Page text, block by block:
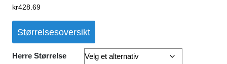
kr428.69
Størrelsesoversikt
Herre Størrelse